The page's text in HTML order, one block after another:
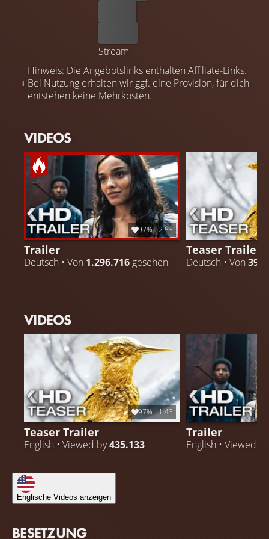
Stream
Hinweis: Die Angebotslinks enthalten Affiliate-Links.
Bei Nutzung erhalten wir ggf. eine Provision, für dich
entstehen keine Mehrkosten.
VIDEOS
97% 2:53
Trailer
Deutsch • Von 1.296.716 gesehen
Teaser Trailer
Deutsch • Von
VIDEOS
97% 1:43
Teaser Trailer
English • Viewed by435.133
Trailer
English • Viewed
Englische Videos anzeigen
BESETZUNG